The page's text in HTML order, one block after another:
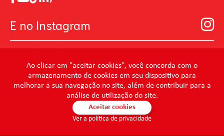
Ao clicar em "aceitar cookies", você concorda com o
armazenamento de cookies em seu dispositivo para
melhorar a sua navegação no site, além de contribuir para a
análise de utilização do site.
Aceitar cookies
Ver a política de privacidade
Código de ética
Acionistas
Prevenir Não Dói
Seja um distribuidor de Limpeza Profissional
E no Instagram
@condorbeleza
@condorlimpeza
@condorhigienebucal
@condorpinturaimobiliaria
@condorpinturaartistica